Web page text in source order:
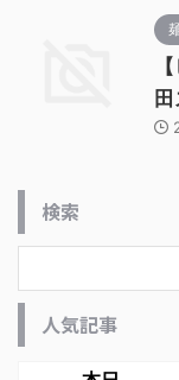
検索
人気記事